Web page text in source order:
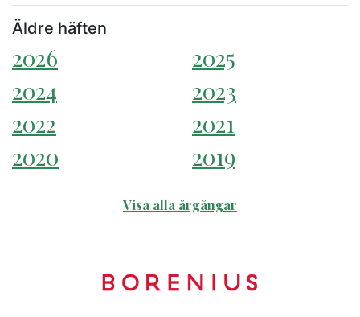
Äldre häften
2026
2025
2024
2023
2022
2021
2020
2019
Visa alla årgångar